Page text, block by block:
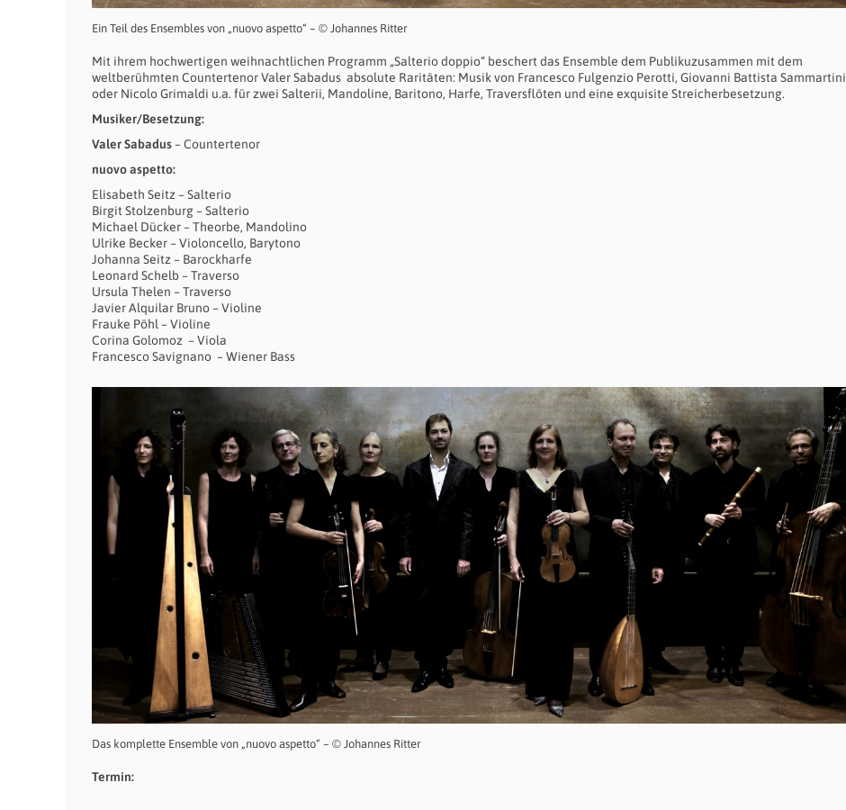
Ein Teil des Ensembles von „nuovo aspetto“ – © Johannes Ritter
Mit ihrem hochwertigen weihnachtlichen Programm „Salterio doppio“ beschert das Ensemble dem Publikuzusammen mit dem
weltberühmten Countertenor Valer Sabadus absolute Raritäten: Musik von Francesco Fulgenzio Perotti, Giovanni Battista Sammartini
oder Nicolo Grimaldi u.a. für zwei Salterii, Mandoline, Baritono, Harfe, Traversflöten und eine exquisite Streicherbesetzung.
Musiker/Besetzung:
Valer Sabadus– Countertenor
nuovo aspetto:
Elisabeth Seitz – Salterio
Birgit Stolzenburg – Salterio
Michael Dücker – Theorbe, Mandolino
Ulrike Becker – Violoncello, Barytono
Johanna Seitz – Barockharfe
Leonard Schelb – Traverso
Ursula Thelen – Traverso
Javier Alquilar Bruno – Violine
Frauke Pöhl – Violine
Corina Golomoz – Viola
Francesco Savignano – Wiener Bass
Das komplette Ensemble von „nuovo aspetto“ – © Johannes Ritter
Termin: